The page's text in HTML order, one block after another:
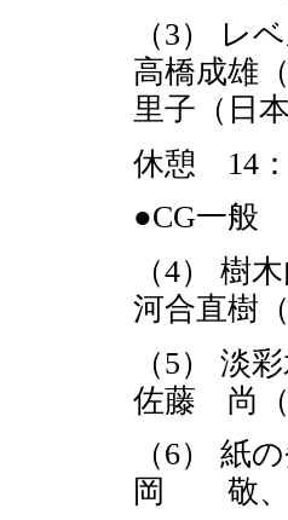
（3） レ
高橋成雄
里子（日
休憩 14：
●CG一般
（4） 樹
河合直樹
（5） 淡
佐藤 尚（
（6） 紙
岡 敬、